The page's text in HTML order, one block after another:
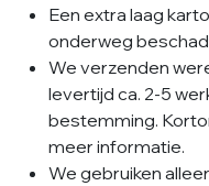
Een extra laag
onderweg
We verzenden
levertijd ca. 2-5
bestemming.
meer informatie.
We gebruiken